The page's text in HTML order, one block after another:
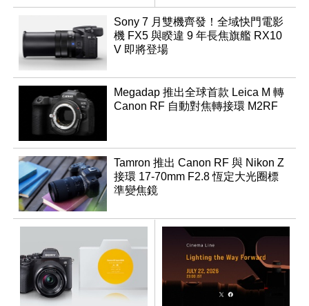
領銜換裝
Sony 7 月雙機齊發！全域快門電影
機 FX5 與睽違 9 年長焦旗艦 RX10
V 即將登場
Megadap 推出全球首款 Leica M 轉
Canon RF 自動對焦轉接環 M2RF
Tamron 推出 Canon RF 與 Nikon Z
接環 17-70mm F2.8 恆定大光圈標
準變焦鏡